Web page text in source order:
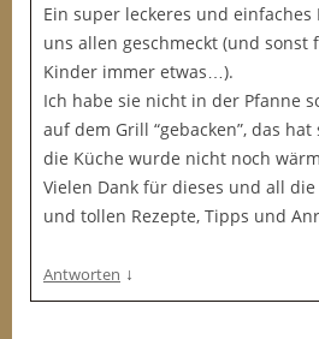
Ein super leckeres und einfaches
uns allen geschmeckt (und sonst
Kinder immer etwas…).
Ich habe sie nicht in der Pfanne
auf dem Grill “gebacken”, das
die Küche wurde nicht noch
Vielen Dank für dieses und all
und tollen Rezepte, Tipps und
Antworten ↓